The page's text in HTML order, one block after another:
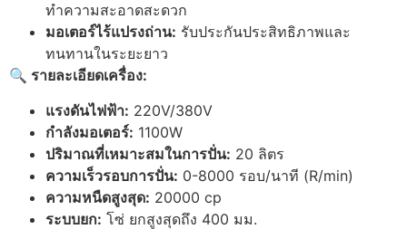
ทำความสะอาดสะดวก
มอเตอร์ไร้แปรงถ่าน: รับประกันประสิทธิภาพและ
ทนทานในระยะยาว
🔍 รายละเอียดเครื่อง:
แรงดันไฟฟ้า: 220V/380V
กำลังมอเตอร์: 1100W
ปริมาณที่เหมาะสมในการปั่น: 20 ลิตร
ความเร็วรอบการปั่น: 0-8000 รอบ/นาที (R/min)
ความหนืดสูงสุด: 20000 cp
ระบบยก: โซ่ ยกสูงสุดถึง 400 มม.